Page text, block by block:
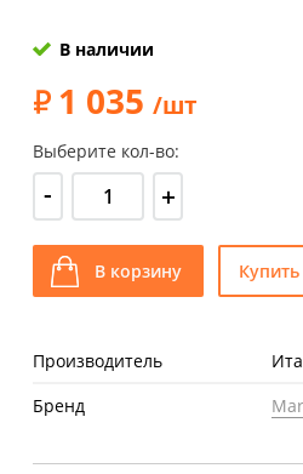
В наличии
1 035 /шт
Выберите кол-во:
- +
В корзину
Производитель
Бренд